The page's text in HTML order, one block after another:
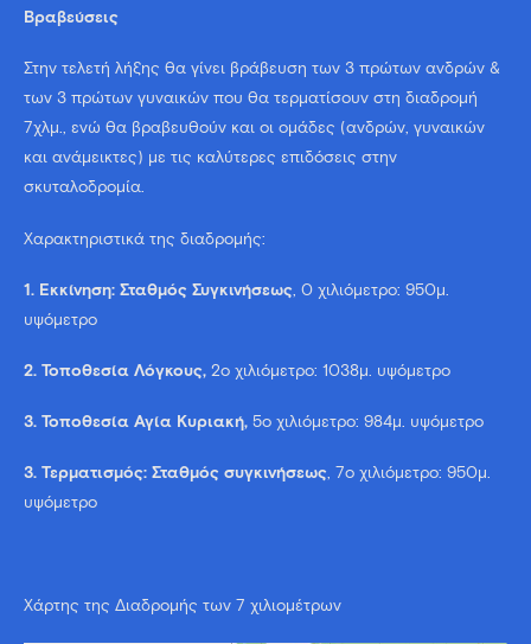
Βραβεύσεις
Στην τελετή λήξης θα γίνει βράβευση των 3 πρώτων ανδρών &
των 3 πρώτων γυναικών που θα τερματίσουν στη διαδρομή
7χλμ., ενώ θα βραβευθούν και οι ομάδες (ανδρών, γυναικών
και ανάμεικτες) με τις καλύτερες επιδόσεις στην
σκυταλοδρομία.
Χαρακτηριστικά της διαδρομής:
1. Εκκίνηση: Σταθμός Συγκινήσεως , 0 χιλιόμετρο: 950μ.
υψόμετρο
2. Τοποθεσία Λόγκους, 2o χιλιόμετρο: 1038μ. υψόμετρο
3. Τοποθεσία Αγία Κυριακή, 5o χιλιόμετρο: 984μ. υψόμετρο
3. Τερματισμός: Σταθμός συγκινήσεως, 7o χιλιόμετρο: 950μ.
υψόμετρο
Χάρτης της Διαδρομής των 7 χιλιομέτρων